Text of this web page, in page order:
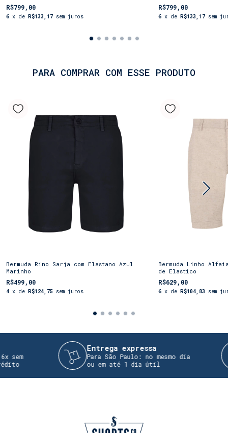
R$799,00
6 x de R$133,17 sem juros
R$799,00
6 x de R$133,17 sem
PARA COMPRAR COM ESSE PRODUTO
Bermuda Rino Sarja com Elastano Azul
Marinho
R$499,00
4 x de R$124,75 sem juros
Bermuda Linho
de Elastico
R$629,00
6 x de R$104,83 sem
Entrega expressa
Para São Paulo: no mesmo dia
ou em até 1 dia útil